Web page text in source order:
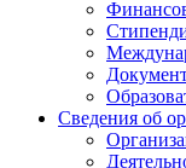
Сведения об